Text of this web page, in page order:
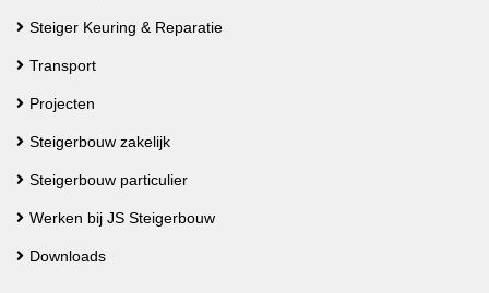
Steiger Keuring & Reparatie
Transport
Projecten
Steigerbouw zakelijk
Steigerbouw particulier
Werken bij JS Steigerbouw
Downloads